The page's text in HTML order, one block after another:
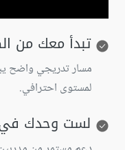
تبدأ معك من
مسار تدريجي واضح
لمستوى احترافي.
لست وحدك في